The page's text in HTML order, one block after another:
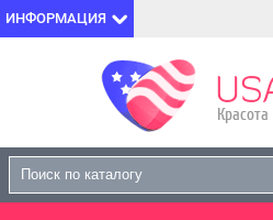
ИНФОРМАЦИЯ